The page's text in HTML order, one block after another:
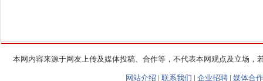
本网内容来源于网友上传及媒体投稿、合作等，不代表本网观点及立场
网站介绍 | 联系我们 | 企业招聘 | 媒体合作